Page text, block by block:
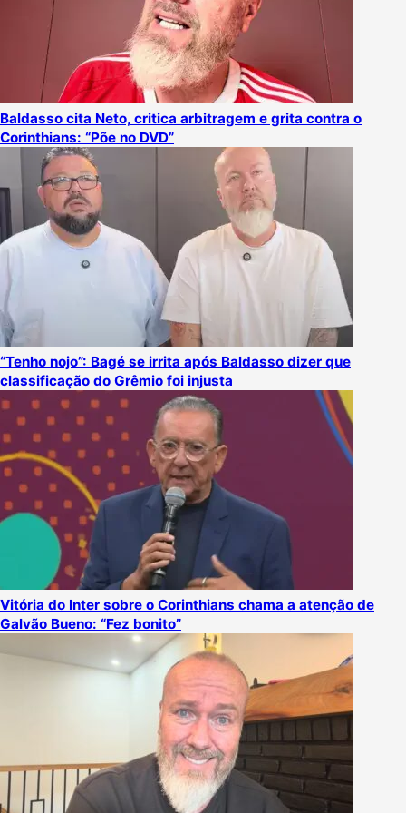
Baldasso cita Neto, critica arbitragem e grita contra o
Corinthians: “Põe no DVD”
“Tenho nojo”: Bagé se irrita após Baldasso dizer que
classificação do Grêmio foi injusta
Vitória do Inter sobre o Corinthians chama a atenção de
Galvão Bueno: “Fez bonito”